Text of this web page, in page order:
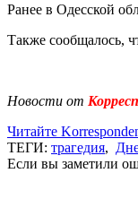
Ранее в Одесской
Также сообщалось,
Новости от
Читайте
ТЕГИ: трагедия,
Если вы заметили